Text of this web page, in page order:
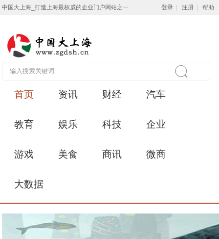
中国大上海_打造上海最权威的企业门户网站之一 登录 注册 帮助
首页 资讯 财经 汽车
教育 娱乐 科技 企业
游戏 美食 商讯 微商
大数据